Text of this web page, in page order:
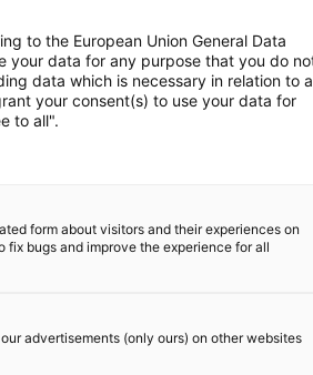
to the European Union General Data
your data for any purpose that you do
data which is necessary in relation to a
your consent(s) to use your data for
to all".
form about visitors and their experiences on
fix bugs and improve the experience for all
advertisements (only ours) on other websites